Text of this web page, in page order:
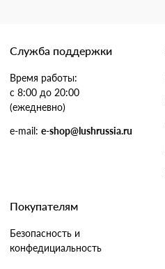
Служба поддержки
Время работы:
с 8:00 до 20:00
(ежедневно)
e-mail: e-shop@lushrussia.ru
Покупателям
Безопасность и
конфедициальность